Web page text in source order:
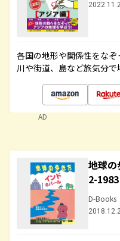
各国の地形や関係性をなぞ
川や街道、島など旅気分で
AD
地球の
2-1983
D-Books